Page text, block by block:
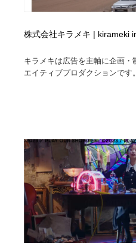
株式会社キラメキ | kirameki
キラメキは広告を主軸に企画・
エイティブプロダクションです